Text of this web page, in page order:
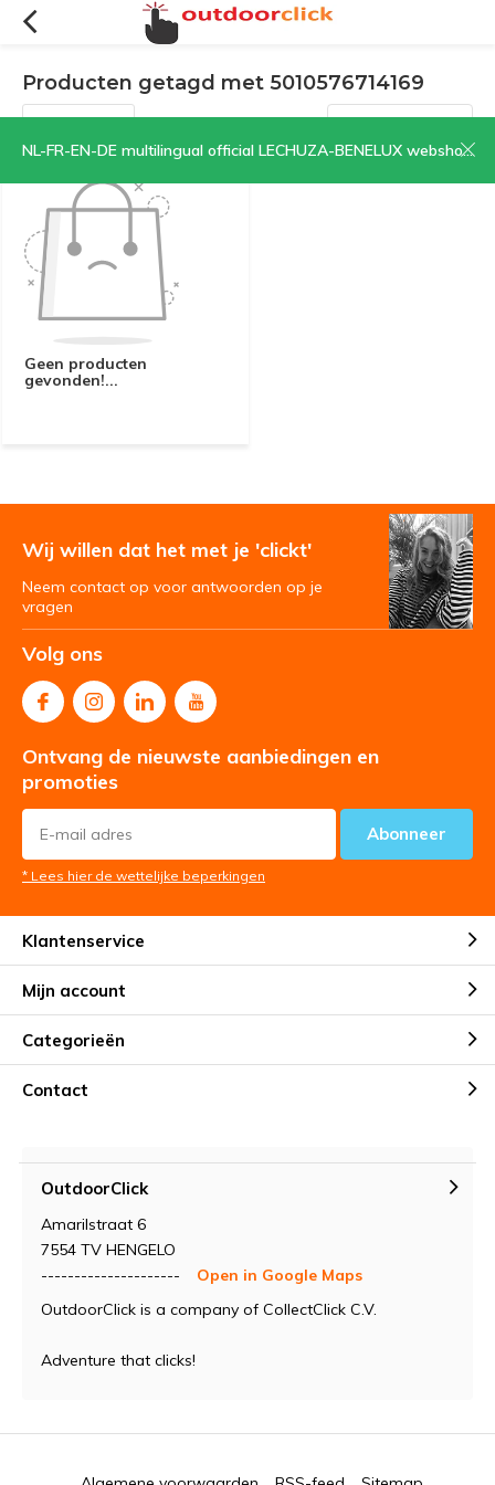
NL-FR-EN-DE multilingual official LECHUZA-BENELUX webshop | CLICK HERE NOW!
Producten getagd met 5010576714169
Filters Sorteren op:
Geen producten
gevonden!...
Wij willen dat het met je 'clickt'
Neem contact op voor antwoorden op je
vragen
Volg ons
Ontvang de nieuwste aanbiedingen en
promoties
Abonneer
* Lees hier de wettelijke beperkingen
Klantenservice
Mijn account
Categorieën
Contact
OutdoorClick
Amarilstraat 6
7554 TV HENGELO
---------------------
Open in Google Maps
OutdoorClick is a company of CollectClick C.V.
Adventure that clicks!